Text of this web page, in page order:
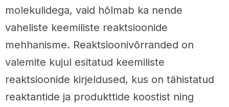
molekulidega, vaid hõlmab ka nende
vaheliste keemiliste reaktsioonide
mehhanisme. Reaktsioonivõrranded on
valemite kujul esitatud keemiliste
reaktsioonide kirjeldused, kus on tähistatud
reaktantide ja produkttide koostist ning